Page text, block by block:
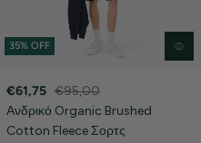
35% OFF
€61,75 €95,00
Ανδρικό Organic Brushed
Cotton Fleece Σορτς